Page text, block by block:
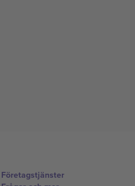
Företagstjänster